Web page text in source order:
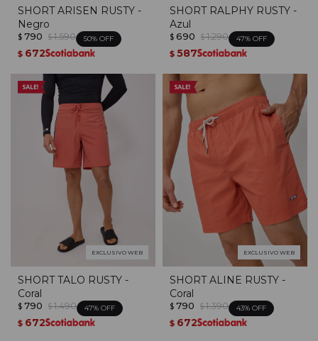
SHORT ARISEN RUSTY -
Negro
$ 790 $ 1.590 50
$ 672
SHORT RALPHY RUSTY -
Azul
$ 690 $ 1.290 47
$ 587
EXCLUSIVO WEB
SHORT TALO RUSTY -
Coral
$ 790 $ 1.490 47
$ 672
EXCLUSIVO WEB
SHORT ALINE RUSTY -
Coral
$ 790 $ 1.390 43
$ 672